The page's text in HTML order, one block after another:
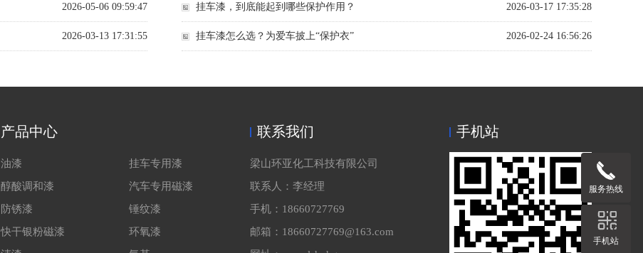
2026-05-06 09:59:47 2026-03-17 17:35:28
挂车漆，到底能起到哪些保护作用？
2026-03-13 17:31:55 2026-02-24 16:56:26
挂车漆怎么选？为爱车披上“保护衣”
产品中心
油漆
挂车专用漆
醇酸调和漆
汽车专用磁漆
防锈漆
锤纹漆
快干银粉磁漆
环氧漆
联系我们
梁山环亚化工科技有限公司
联系人：李经理
手机：18660727769
邮箱：18660727769@163.com
手机站
服务热线
手机站